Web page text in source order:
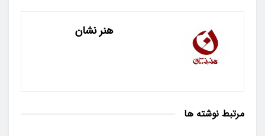
هنر نشان
مرتبط نوشته ها